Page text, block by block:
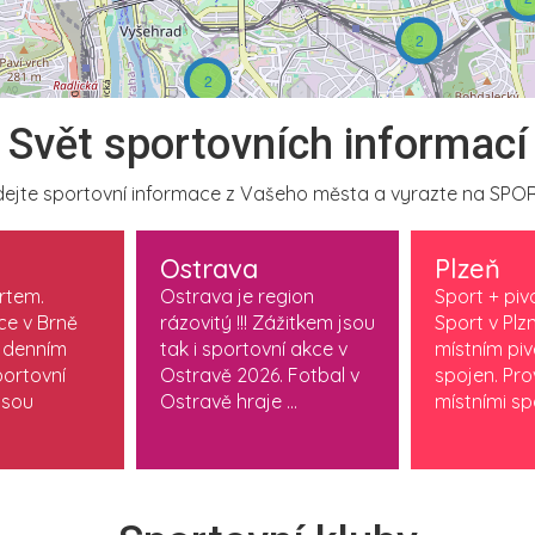
2
2
Svět sportovních informací
sportovní informace z Vašeho města a vyrazte na
v Brně
Ostrava
Ostrava je region
rázovitý !!! Zážitkem jsou
tak i sportovní akce v
Ostravě 2026. Fotbal v
Ostravě hraje ...
Plzeň
Sport +
Sport v
místním
spojen.
místními